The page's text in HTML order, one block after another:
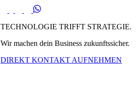
TECHNOLOGIE TRIFFT STRATEGIE.
Wir machen dein Business zukunftssicher.
DIREKT KONTAKT AUFNEHMEN